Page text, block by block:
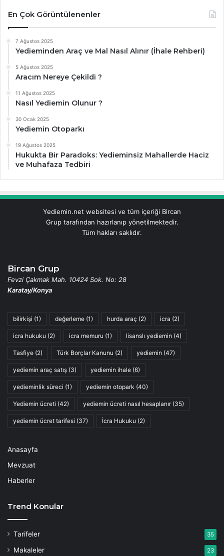
En Çok Görüntülenenler
7 Ağustos 2025
Yedieminden Araç ve Mal Nasıl Alınır (İhale Rehberi)
5 Ağustos 2025
Aracım Nereye Çekildi ?
11 Ağustos 2025
Nasıl Yediemin Olunur ?
30 Ocak 2025
Yediemin Otoparkı
19 Ağustos 2025
Hukukta Bir Paradoks: Yedieminsiz Mahallerde Haciz
ve Muhafaza Tedbiri
Yediemin.net websitesi ve tüm içeriği Bircan
Grup tarafından hazırlanıp yönetilmektedir.
Tüm hakları saklıdır.
Bircan Grup
Fevzi Çakmak Mah. 10424 Sok. No: 28
Karatay/Konya
bilirkişi (1) değerleme (1) hurda araç (2) icra (2)
icra hukuku (2) icra memuru (1) lisanslı yediemin (4)
Tasfiye (2) Türk Borçlar Kanunu (2) yediemin (47)
yediemin araç satış (3) yediemin ihale (6)
yedieminlik süreci (1) yediemin otopark (40)
Yediemin ücreti (42) yediemin ücreti nasıl hesaplanır(35)
yediemin ücret tarifesi (37) İcra Hukuku (2)
Anasayfa
Mevzuat
Haberler
Trend Konular
Tarifeler 35
Makaleler 23